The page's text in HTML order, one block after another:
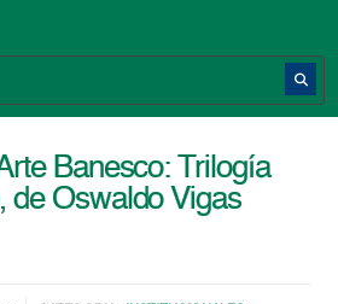
Banesco: Trilogía
de Oswaldo Vigas